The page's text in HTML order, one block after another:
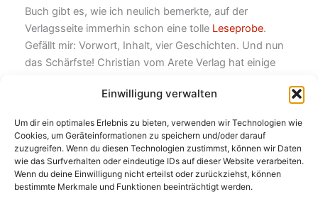
Einwilligung verwalten
Um dir ein optimales Erlebnis zu bieten, verwenden wir Technologien wie
Cookies, um Geräteinformationen zu speichern und/oder darauf
zuzugreifen. Wenn du diesen Technologien zustimmst, können wir Daten
wie das Surfverhalten oder eindeutige IDs auf dieser Website verarbeiten.
Wenn du deine Einwilligung nicht erteilst oder zurückziehst, können
bestimmte Merkmale und Funktionen beeinträchtigt werden.
Buch gibt es, wie ich neulich bemerkte, auf der
Verlagsseite immerhin schon eine tolle Leseprobe.
Gefällt mir: Vorwort, Inhalt, vier Geschichten. Und nun
das Schärfste! Christian vom Arete Verlag hat einige
„Der BFC …“ beworben wird – und die sind heute per
Bierdeckel mit der teilweisen Cover-Abbildung. Ich
werde während der kommenden Tage und Wochen
meinem Gegenüber bei der Begrüßung einen Bierdeckel
überreichen. Hier, meene Karte, äh, Pappe!